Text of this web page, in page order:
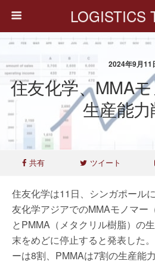
LOGISTICS
2024年9月11
住友化学、MMA
生産能
共有 ツイート
住友化学は11日、シンガポール
友化学アジアでのMMAモノマー
とPMMA（メタクリル樹脂）の
末をめどに停止すると発表した
ーは8割、PMMAは7割の生産能